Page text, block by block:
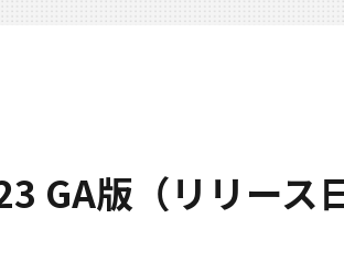
GA版（リリース